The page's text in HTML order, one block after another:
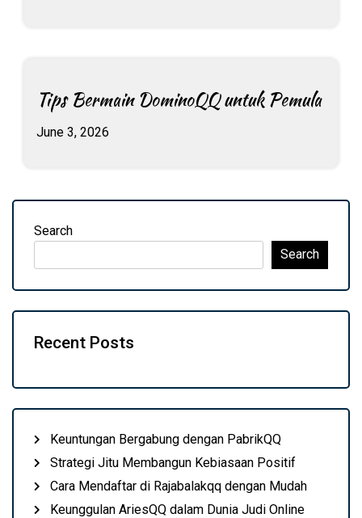
Tips Bermain DominoQQ untuk Pemula
June 3, 2026
Search
Search
Recent Posts
Keuntungan Bergabung dengan PabrikQQ
Strategi Jitu Membangun Kebiasaan Positif
Cara Mendaftar di Rajabalakqq dengan Mudah
Keunggulan AriesQQ dalam Dunia Judi Online